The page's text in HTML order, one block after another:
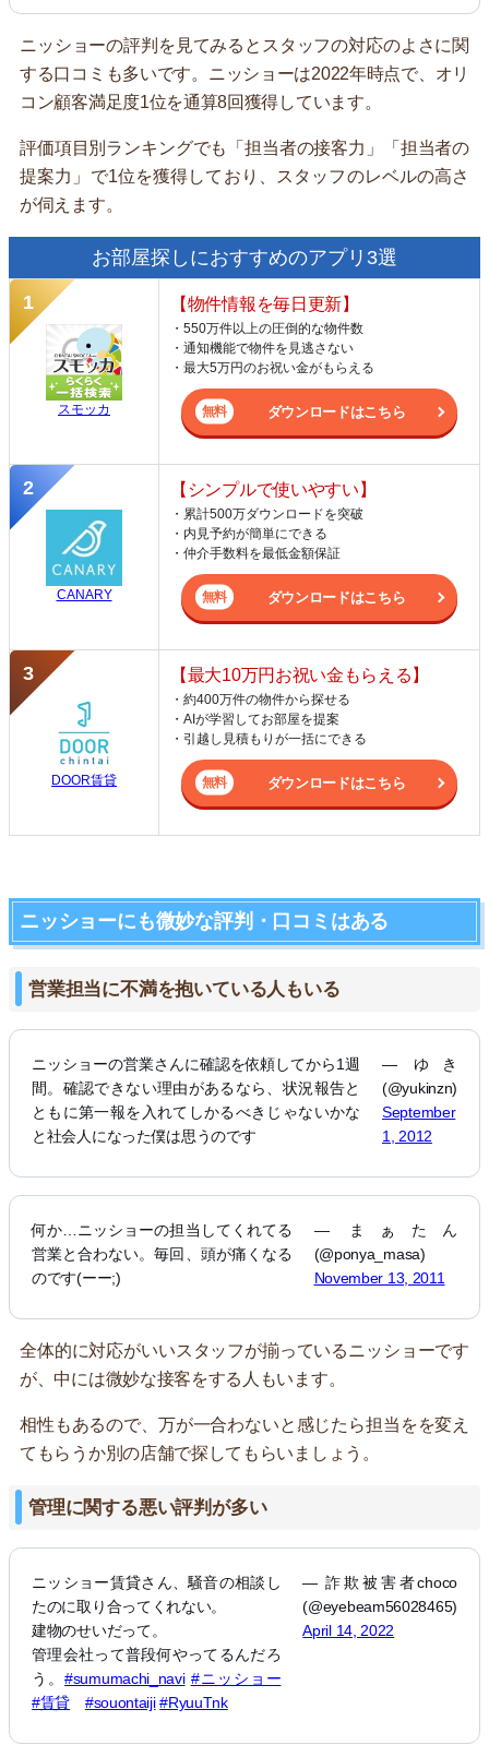
ニッショーの評判を見てみるとスタッフの対応のよさに関
する口コミも多いです。ニッショーは2022年時点で、オリ
コン顧客満足度1位を通算8回獲得しています。
評価項目別ランキングでも「担当者の接客力」「担当者の
提案力」で1位を獲得しており、スタッフのレベルの高さ
が伺えます。
お部屋探しにおすすめのアプリ3選
スモッカ
【物件情報を毎日更新】
・550万件以上の圧倒的な物件数
・通知機能で物件を見逃さない
・最大5万円のお祝い金がもらえる
ダウンロードはこちら
CANARY
【シンプルで使いやすい】
・累計500万ダウンロードを突破
・内見予約が簡単にできる
・仲介手数料を最低金額保証
ダウンロードはこちら
DOOR賃貸
【最大10万円お祝い金もらえる】
・約400万件の物件から探せる
・AIが学習してお部屋を提案
・引越し見積もりが一括にできる
ダウンロードはこちら
ニッショーにも微妙な評判・口コミはある
営業担当に不満を抱いている人もいる
ニッショーの営業さんに確認を依頼してから1週
間。確認できない理由があるなら、状況報告と
ともに第一報を入れてしかるべきじゃないかな
と社会人になった僕は思うのです
— ゆき
(@yukinzn)
September
1, 2012
何か…ニッショーの担当してくれてる
営業と合わない。毎回、頭が痛くなる
のです(ーー;)
— まぁたん
(@ponya_masa)
November 13, 2011
全体的に対応がいいスタッフが揃っているニッショーです
が、中には微妙な接客をする人もいます。
相性もあるので、万が一合わないと感じたら担当をを変え
てもらうか別の店舗で探してもらいましょう。
管理に関する悪い評判が多い
ニッショー賃貸さん、騒音の相談し
たのに取り合ってくれない。
建物のせいだって。
管理会社って普段何やってるんだろ
う。#sumumachi_navi #ニッショー
#賃貸
#souontaiji #RyuuTnk
— 詐欺被害者choco
(@eyebeam56028465)
April 14, 2022